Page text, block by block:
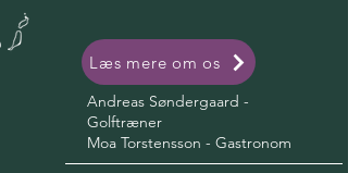
Læs mere om os
Andreas Søndergaard -
Golftræner
Moa Torstensson - Gastronom